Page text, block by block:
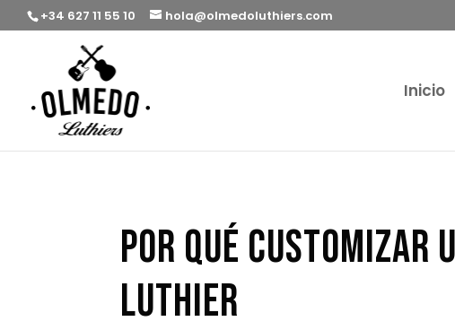
+34 627 11 55 10 hola@olmedoluthiers.com
Inicio
Por qué customizar
Luthier